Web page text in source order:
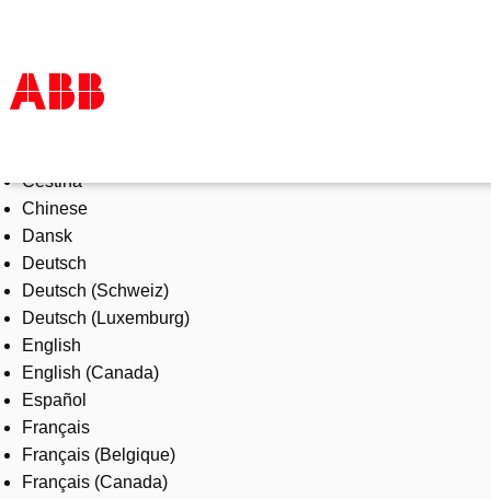
Products & Solutions
Industries
Services
About us
Where to buy
Contact us
Careers
Čeština
Chinese
Dansk
Deutsch
Deutsch (Schweiz)
Deutsch (Luxemburg)
English
English (Canada)
Español
Français
Français (Belgique)
Français (Canada)